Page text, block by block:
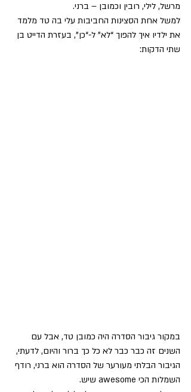
מרשל, לילי, רובין וכמובן – ברני.
למשל אחת הסצינות החביבות עלי בה טד מלמד
את ילדיו איך להפוך “לא” ל-“כן”, בעזרת הדייט בן
שתי הדקות:
במקור גיבור הסדרה היה כמובן טד, אבל עם
השנים זה כבר כבר לא כל כך ברור והיום, לדעתי,
הגיבור הבלתי מעורער של הסדרה הוא ברני, רודף
השמלות הכי awesome שיש.